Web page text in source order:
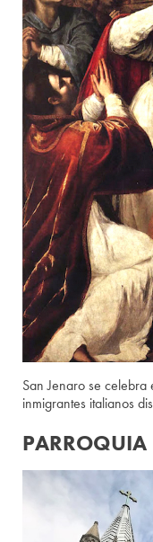
San Jenaro se
inmigrantes italianos
PARROQUIA